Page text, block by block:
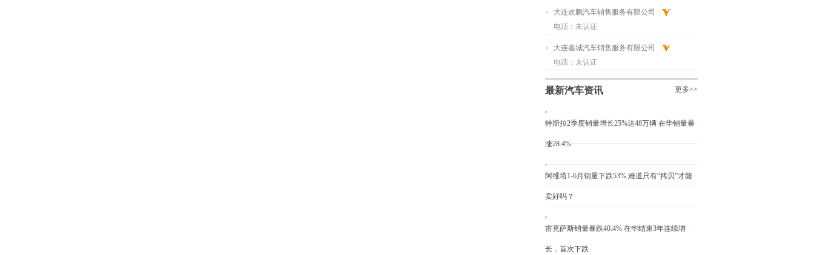
大连欢鹏汽车销售服务有限公司
电话：未认证
大连嘉城汽车销售服务有限公司
电话：未认证
最新汽车资讯 更多>>
特斯拉2季度销量增长25%达48万辆 在华销量暴
涨28.4%
阿维塔1-6月销量下跌53% 难道只有“拷贝”才能
卖好吗？
雷克萨斯销量暴跌40.4% 在华结束3年连续增
长，首次下跌